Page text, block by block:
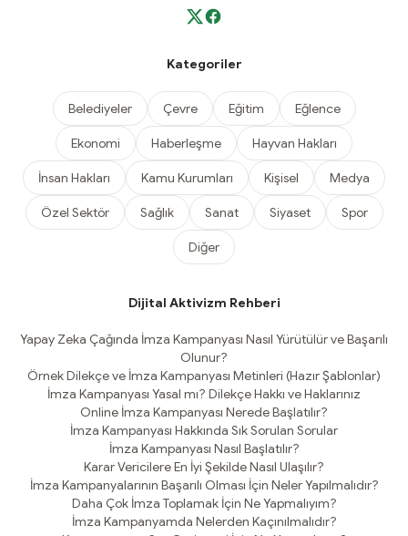
Kategoriler
Belediyeler Çevre Eğitim Eğlence
Ekonomi Haberleşme Hayvan Hakları
İnsan Hakları Kamu Kurumları Kişisel Medya
Özel Sektör Sağlık Sanat Siyaset Spor
Diğer
Dijital Aktivizm Rehberi
Yapay Zeka Çağında İmza Kampanyası Nasıl Yürütülür ve Başarılı
Olunur?
Örnek Dilekçe ve İmza Kampanyası Metinleri (Hazır Şablonlar)
İmza Kampanyası Yasal mı? Dilekçe Hakkı ve Haklarınız
Online İmza Kampanyası Nerede Başlatılır?
İmza Kampanyası Hakkında Sık Sorulan Sorular
İmza Kampanyası Nasıl Başlatılır?
Karar Vericilere En İyi Şekilde Nasıl Ulaşılır?
İmza Kampanyalarının Başarılı Olması İçin Neler Yapılmalıdır?
Daha Çok İmza Toplamak İçin Ne Yapmalıyım?
İmza Kampanyamda Nelerden Kaçınılmalıdır?